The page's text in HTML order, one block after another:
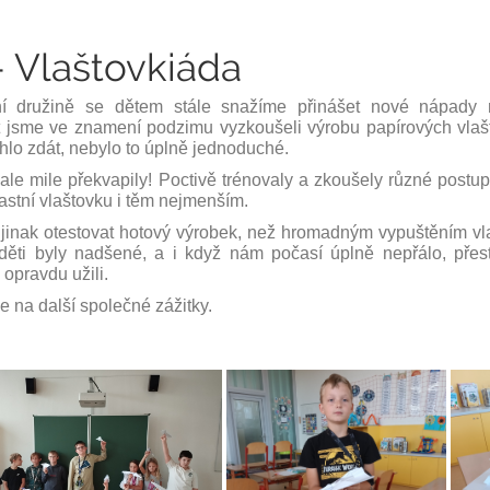
Vlaštovkiáda
družině se dětem stále snažíme přinášet nové nápady
jsme ve znamení podzimu vyzkoušeli výrobu papírových
zdát, nebylo to úplně jednoduché.
mile překvapily! Poctivě trénovaly a zkoušely různé
vlaštovku i těm nejmenším.
otestovat hotový výrobek, než hromadným vypuštěním
byly nadšené, a i když nám počasí úplně nepřálo,
užili.
na další společné zážitky.